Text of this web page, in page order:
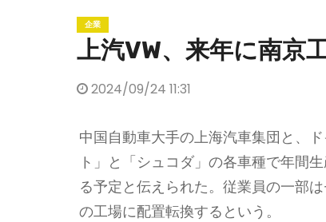
企業
上汽VW、来年に南京
2024/09/24 11:31
中国自動車大手の上海汽車集団と、
ト」と「シュコダ」の各車種で年間
る予定と伝えられた。従業員の一部
の工場に配置転換するという。